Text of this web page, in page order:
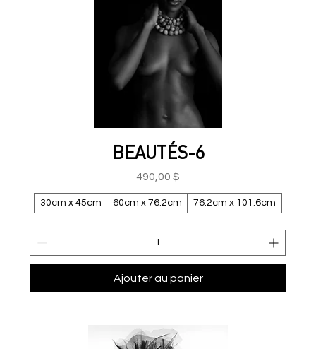
BEAUTÉS-6
Prix
490,00 $
30cm x 45cm 60cm x 76.2cm 76.2cm x 101.6cm
Ajouter au panier